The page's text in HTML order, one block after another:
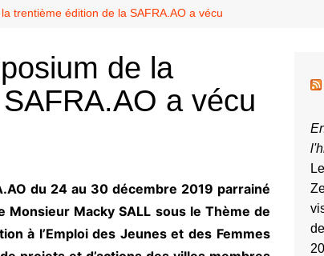
trentième édition de la SAFRA.AO a vécu
de la
a vécu
du 24 au 30 décembre 2019 parrainé
Monsieur Macky SALL sous le Thème de
à l’Emploi des Jeunes et des Femmes